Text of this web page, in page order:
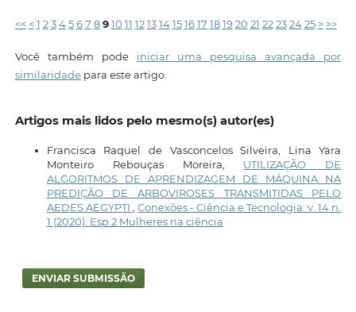
<< < 1 2 3 4 5 6 7 8 9 10 11 12 13 14 15 16 17 18 19 20 21 22 23 24 25 > >>
Você também pode iniciar uma pesquisa avançada por
similaridadepara este artigo.
Artigos mais lidos pelo mesmo(s) autor(es)
Francisca Raquel de Vasconcelos Silveira, Lina Yara
Monteiro Rebouças Moreira, UTILIZAÇÃO DE
ALGORITMOS DE APRENDIZAGEM DE MÁQUINA NA
PREDIÇÃO DE ARBOVIROSES TRANSMITIDAS PELO
AEDES AEGYPTI
Conexões - Ciência e Tecnologia: v. 14 n.
1 (2020): Esp.2 Mulheres na ciência
ENVIAR SUBMISSÃO